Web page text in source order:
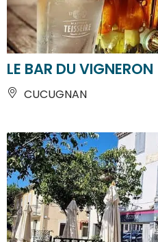
LE BAR DU VIGNERON
CUCUGNAN